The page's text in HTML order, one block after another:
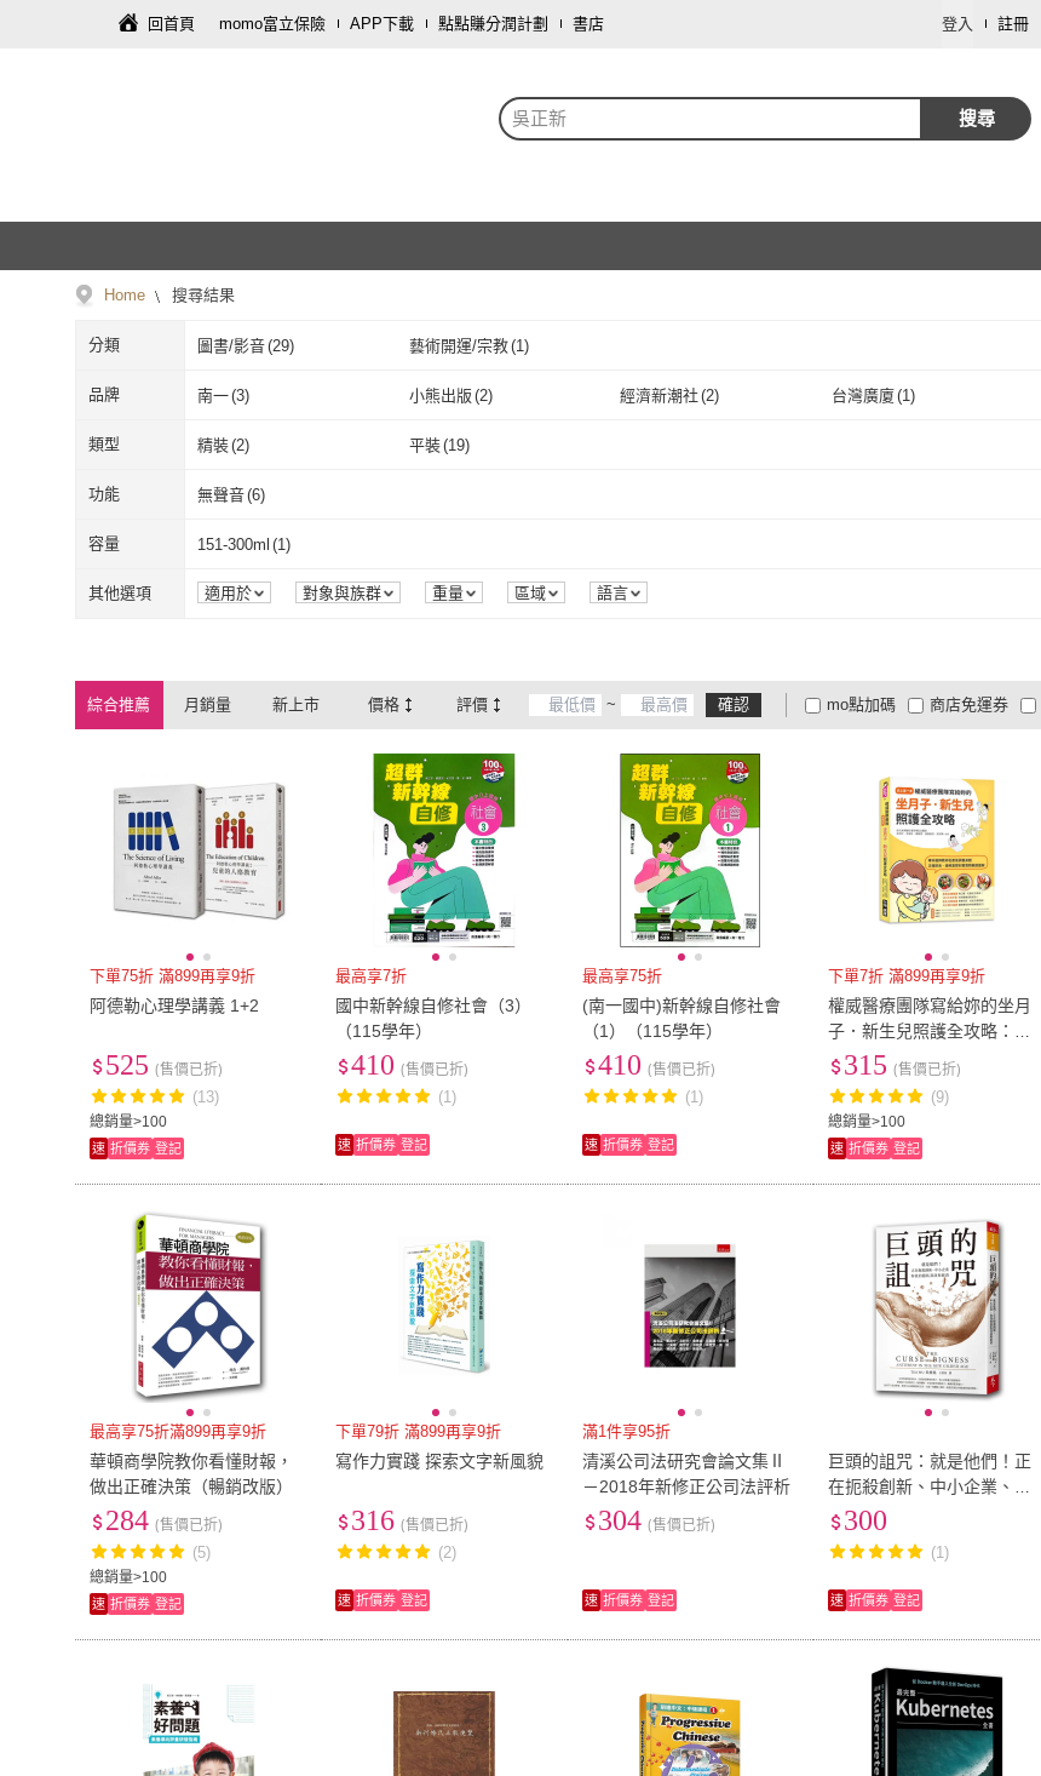
回首頁 momo富立保險 APP下載 點點賺分潤計劃 書店 登入 註冊
吳正新 搜尋
Home 搜尋結果
分類 圖書/影音(29) 藝術開運/宗教(1)
品牌 南一(3) 小熊出版 (2) 經濟新潮社(2) 台灣廣廈(1)
五南(1) 天下雜誌
深智數位(
南一 小熊出版
五南(1
深智數位 (1
取消
類型 精裝(2) 平裝(19)
精裝(2
功能 無聲音(6)
無聲音 (6)
容量 151-300ml (1)
151-300ml 1)
其他選項 適用於 對象與族群 重量 區域 語言
綜合推薦 月銷量 新上市 價格 評價 ~ 確認 mo點加碼
大家電安心配
大家電快配
商店免運券
及以上 及以上
下單75折 滿899再享9折
阿德勒心理學講義 1+2
總銷量>100
525 (售價已折)
(13)
速 折價券 登記
最高享7折
國中新幹線自修社會（3）
（115學年）
410 (售價已折)
(1)
速 折價券 登記
最高享75折
(南一國中)新幹線自修社會
（1）（115學年）
410 (售價已折)
(1)
速 折價券 登記
下單7折 滿899再享9折
權威醫療團隊寫給妳的坐月
子．新生兒照護全攻略：史
上第一本！專科醫師教妳從
產後調養身體、正確飲食、
緩解
總銷量>100
315 (售價已折)
(9)
速 折價券 登記
最高享75折滿899再享9折
華頓商學院教你看懂財報，
做出正確決策（暢銷改版）
總銷量>100
284 (售價已折)
(5)
速 折價券 登記
下單79折 滿899再享9折
寫作力實踐 探索文字新風貌
316 (售價已折)
(2)
速 折價券 登記
滿1件享95折
清溪公司法研究會論文集Ⅱ
－2018年新修正公司法評析
304 (售價已折)
速 折價券 登記
巨頭的詛咒：就是他們！正
在扼殺創新、中小企業、你
我的隱私資訊和薪資
300
(1)
速 折價券 登記